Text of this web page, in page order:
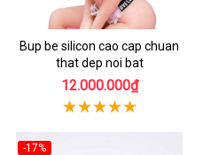
Bup be silicon cao cap chuan
that dep noi bat
12.000.000₫
-17%